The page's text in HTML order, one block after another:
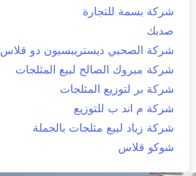
شركة بسمة للتجارة
صدبك
شركة الصحبي ديستريبسيون دو قلاس
شركة مبروك الصالح لبيع المثلجات
شركة بر لتوزيع المثلجات
شركة م اند ب للتوزيع
شركة زياد لبيع مثلجات بالجملة
شوكو قلاس